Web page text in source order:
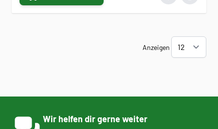
Anzeigen
Wir helfen dir gerne weiter